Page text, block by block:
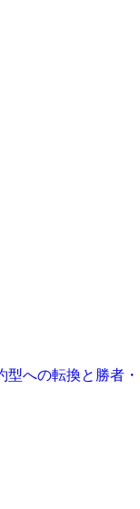
への転換と勝者・